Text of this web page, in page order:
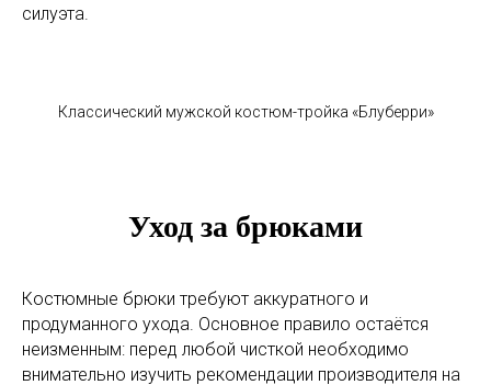
силуэта.
Классический мужской костюм-тройка «Блуберри»
Уход за брюками
Костюмные брюки требуют аккуратного и
продуманного ухода. Основное правило остаётся
неизменным: перед любой чисткой необходимо
внимательно изучить рекомендации производителя на